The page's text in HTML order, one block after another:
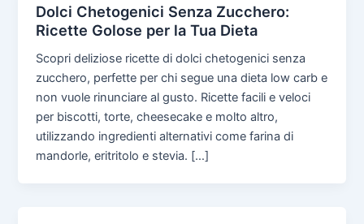
Dolci Chetogenici Senza Zucchero:
Ricette Golose per la Tua Dieta
Scopri deliziose ricette di dolci chetogenici senza
zucchero, perfette per chi segue una dieta low carb e
non vuole rinunciare al gusto. Ricette facili e veloci
per biscotti, torte, cheesecake e molto altro,
utilizzando ingredienti alternativi come farina di
mandorle, eritritolo e stevia. […]